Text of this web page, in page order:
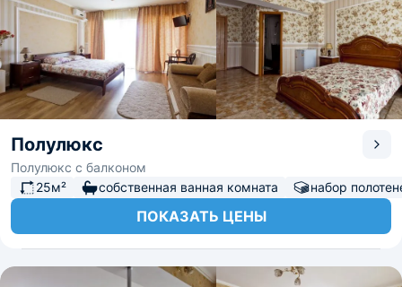
Полулюкс
Полулюкс с балконом
25м²
собственная ванная комната набор
ПОКАЗАТЬ ЦЕНЫ